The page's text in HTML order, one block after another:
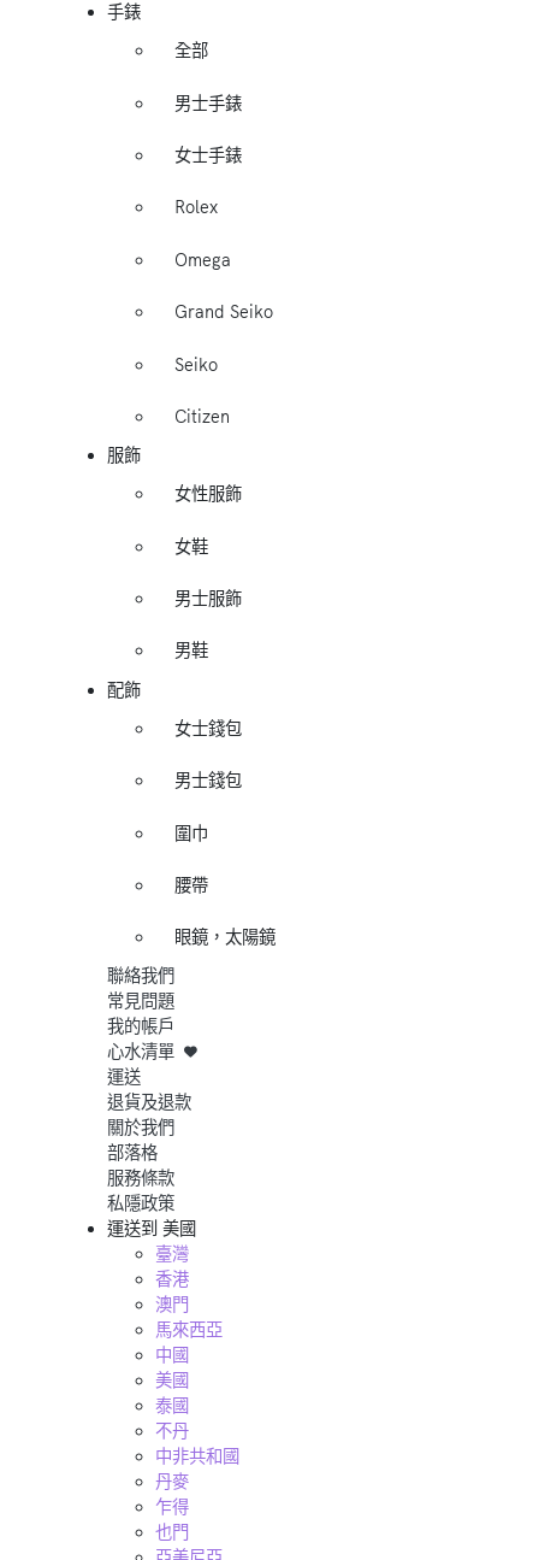
手錶
全部
男士手錶
女士手錶
Rolex
Omega
Grand Seiko
Seiko
Citizen
服飾
女性服飾
女鞋
男士服飾
男鞋
配飾
女士錢包
男士錢包
圍巾
腰帶
眼鏡，太陽鏡
聯絡我們
常見問題
我的帳戶
心水清單
運送
退貨及退款
關於我們
部落格
服務條款
私隱政策
運送到 美國
臺灣
香港
澳門
馬來西亞
中國
美國
泰國
不丹
中非共和國
丹麥
乍得
也門